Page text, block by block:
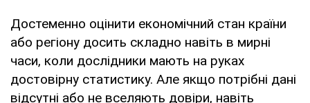
Достеменно оцінити економічний стан країни
або регіону досить складно навіть в мирні
часи, коли дослідники мають на руках
достовірну статистику. Але якщо потрібні дані
відсутні або не вселяють довіри, навіть